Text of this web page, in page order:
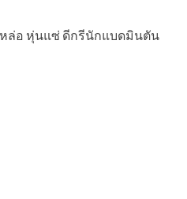
หล่อ หุ่นแซ่ ดีกรีนักแบดมินตัน